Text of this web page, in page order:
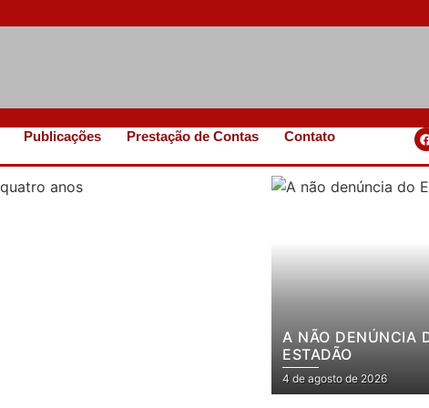
Publicações Prestação de Contas Contato
A NÃO DENÚNCIA
ESTADÃO
4 de agosto de 2026